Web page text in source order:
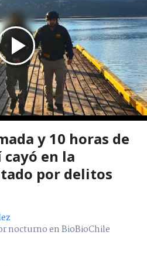
y 10 horas de
cayó en la
por delitos
nocturno en BioBioChile